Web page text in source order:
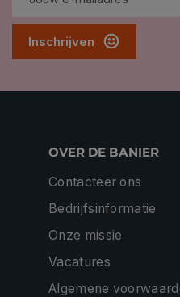
Inschrijven
OVER DE BANIER
Contacteer ons
Bedrijfsinformatie
Onze missie
Vacatures
Algemene